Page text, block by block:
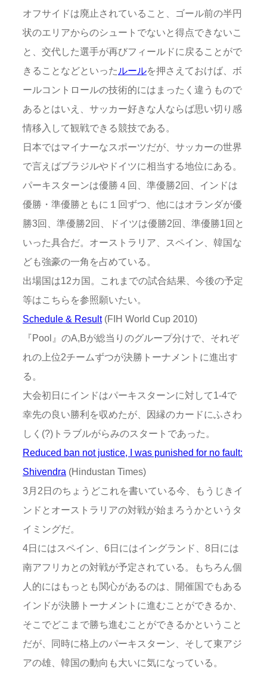
オフサイドは廃止されていること、ゴール前の半円
状のエリアからのシュートでないと得点できないこ
と、交代した選手が再びフィールドに戻ることがで
きることなどといった ルールを押さえておけば、ボ
ールコントロールの技術的にはまったく違うもので
あるとはいえ、サッカー好きな人ならば思い切り感
情移入して観戦できる競技である。
日本ではマイナーなスポーツだが、サッカーの世界
で言えばブラジルやドイツに相当する地位にある。
パーキスターンは優勝４回、準優勝2回、インドは
優勝・準優勝ともに１回ずつ、他にはオランダが優
勝3回、準優勝2回、ドイツは優勝2回、準優勝1回と
いった具合だ。オーストラリア、スペイン、韓国な
ども強豪の一角を占めている。
出場国は12カ国。これまでの試合結果、今後の予定
等はこちらを参照願いたい。
Schedule & Result(FIH World Cup 2010)
『Pool』のA,Bが総当りのグループ分けで、それぞ
れの上位2チームずつが決勝トーナメントに進出す
る。
大会初日にインドはパーキスターンに対して1-4で
幸先の良い勝利を収めたが、因縁のカードにふさわ
しく(?)トラブルがらみのスタートであった。
Reduced ban not justice, I was punished for no fault:
Shivendra (Hindustan Times)
3月2日のちょうどこれを書いている今、もうじきイ
ンドとオーストラリアの対戦が始まろうかというタ
イミングだ。
4日にはスペイン、6日にはイングランド、8日には
南アフリカとの対戦が予定されている。もちろん個
人的にはもっとも関心があるのは、開催国でもある
インドが決勝トーナメントに進むことができるか、
そこでどこまで勝ち進むことができるかということ
だが、同時に格上のパーキスターン、そして東アジ
アの雄、韓国の動向も大いに気になっている。